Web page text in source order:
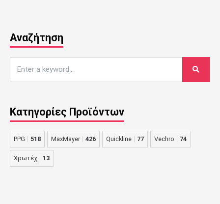
Αναζήτηση
Κατηγορίες Προϊόντων
PPG 518 MaxMayer 426 Quickline 77 Vechro 74
Χρωτέχ 13